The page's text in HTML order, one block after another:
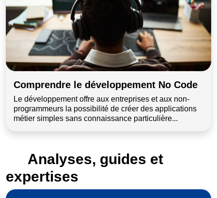
Comprendre le développement No Code
Le développement offre aux entreprises et aux non-
programmeurs la possibilité de créer des applications
métier simples sans connaissance particulière...
Analyses, guides et
expertises